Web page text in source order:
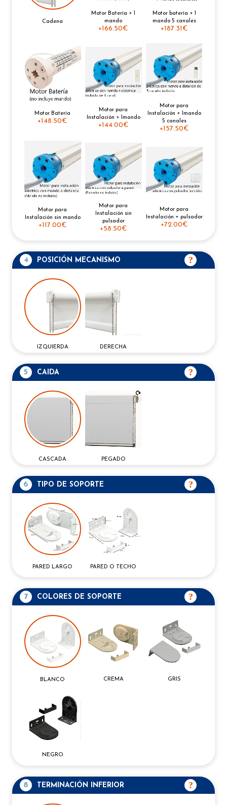
Cadena
Motor Batería + 1
mando
+166.50€
Motor batería + 1
mando 5 canales
+187.31€
Motor Batería
+148.50€
Motor para
Instalación + 1mando
+144.00€
Motor para
Instalación + 1mando
5 canales
+157.50€
Motor para
Instalación sin mando
+117.00€
Motor para
Instalación sin
pulsador
+58.50€
Motor para
Instalación + pulsador
+72.00€
4 POSICIÓN MECANISMO
IZQUIERDA DERECHA
5 CAIDA
CASCADA PEGADO
6 TIPO DE SOPORTE
PARED LARGO PARED O TECHO
7 COLORES DE SOPORTE
BLANCO CREMA GRIS
NEGRO
8 TERMINACIÓN INFERIOR